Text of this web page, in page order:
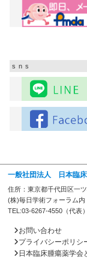
sns
一般社団法人 日本臨
住所：東京都千代田区一
(株)毎日学術フォーラム内
TEL:03-6267-4550（代表
お問い合わせ
プライバシーポリシ
日本臨床腫瘍薬学会